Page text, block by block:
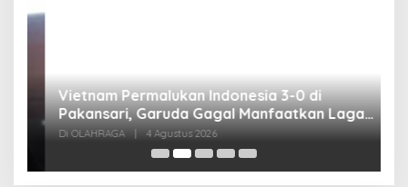
Vietnam Permalukan Indonesia 3-0 di
Pakansari, Garuda Gagal Manfaatkan Laga
Kandang
Di OLAHRAGA | 4 Agustus 2026